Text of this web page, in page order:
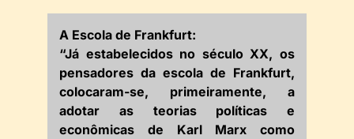
A Escola de Frankfurt:
“Já estabelecidos no século XX, os
pensadores da escola de Frankfurt,
colocaram-se, primeiramente, a
adotar as teorias políticas e
econômicas de Karl Marx como